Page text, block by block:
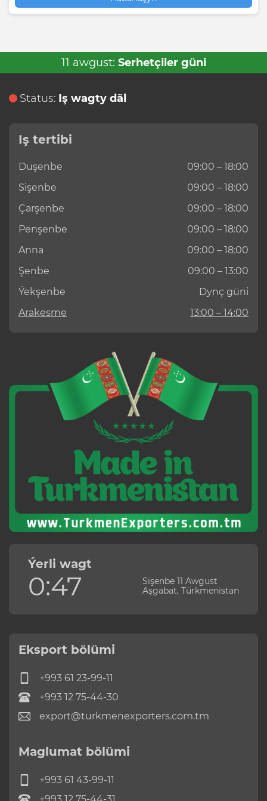
11 awgust: Serhetçiler güni
Status: Iş wagty däl
Iş tertibi
Duşenbe
09:00 – 18:00
Sişenbe
09:00 – 18:00
Çarşenbe
09:00 – 18:00
Penşenbe
09:00 – 18:00
Anna
09:00 – 18:00
Şenbe
09:00 – 13:00
Ýekşenbe
Dynç güni
Arakesme
13:00 – 14:00
Ýerli wagt
0:47
Sişenbe 11 Awgust
Aşgabat, Türkmenistan
Eksport bölümi
+993 61 23-99-11
+993 12 75-44-30
export@turkmenexporters.com.tm
Maglumat bölümi
+993 61 43-99-11
+993 12 75-44-31